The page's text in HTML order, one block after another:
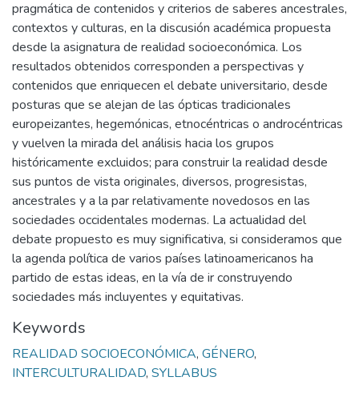
pragmática de contenidos y criterios de saberes ancestrales,
contextos y culturas, en la discusión académica propuesta
desde la asignatura de realidad socioeconómica. Los
resultados obtenidos corresponden a perspectivas y
contenidos que enriquecen el debate universitario, desde
posturas que se alejan de las ópticas tradicionales
europeizantes, hegemónicas, etnocéntricas o androcéntricas
y vuelven la mirada del análisis hacia los grupos
históricamente excluidos; para construir la realidad desde
sus puntos de vista originales, diversos, progresistas,
ancestrales y a la par relativamente novedosos en las
sociedades occidentales modernas. La actualidad del
debate propuesto es muy significativa, si consideramos que
la agenda política de varios países latinoamericanos ha
partido de estas ideas, en la vía de ir construyendo
sociedades más incluyentes y equitativas.
Keywords
REALIDAD SOCIOECONÓMICA, GÉNERO,
INTERCULTURALIDAD, SYLLABUS